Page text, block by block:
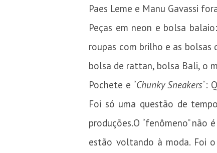
Paes Leme e Manu Gavassi
Peças em neon e bolsa
roupas com brilho e as
bolsa de rattan, bolsa Bali, o
Pochete e “Chunky Sneakers“:
Foi só uma questão de
produções.O “fenômeno”
estão voltando à moda. Foi